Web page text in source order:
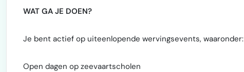
WAT GA JE DOEN?
Je bent actief op uiteenlopende wervingsevents, waaronder:
Open dagen op zeevaartscholen